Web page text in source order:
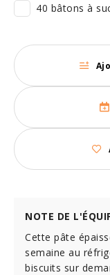
40 bâtons à
NOTE DE
Cette pâte
semaine au
biscuits sur